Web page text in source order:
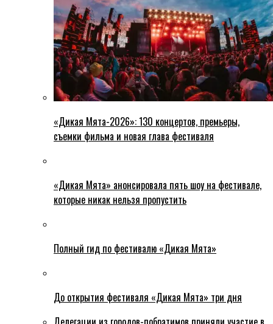
«Дикая Мята-2026»: 130 концертов, премьеры,
съемки фильма и новая глава фестиваля
«Дикая Мята» анонсировала пять шоу на фестивале,
которые никак нельзя пропустить
Полный гид по фестивалю «Дикая Мята»
До открытия фестиваля «Дикая Мята» три дня